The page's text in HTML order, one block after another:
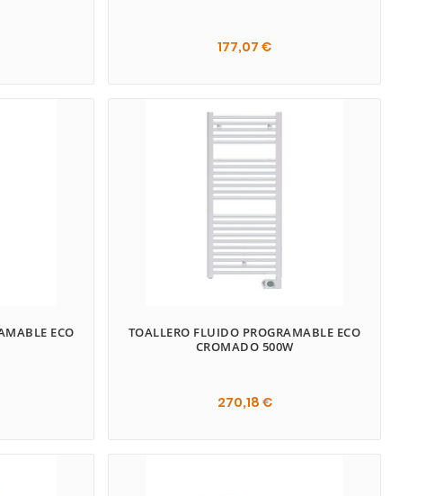
177,07 €
ECO
TOALLERO FLUIDO PROGRAMABLE ECO
CROMADO 500W
270,18 €